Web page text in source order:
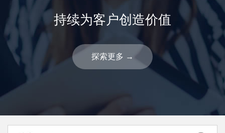
持续为客户创造价值
探索更多 →